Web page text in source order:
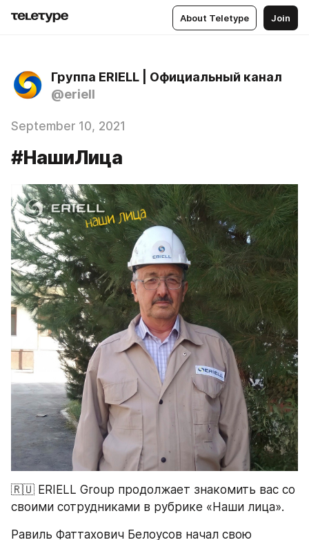
About Teletype Join
Группа ERIELL | Официальный канал
@eriell
September 10, 2021
#НашиЛица
🇷🇺 ERIELL Group продолжает знакомить вас со
своими сотрудниками в рубрике «Наши лица».
Равиль Фаттахович Белоусов начал свою